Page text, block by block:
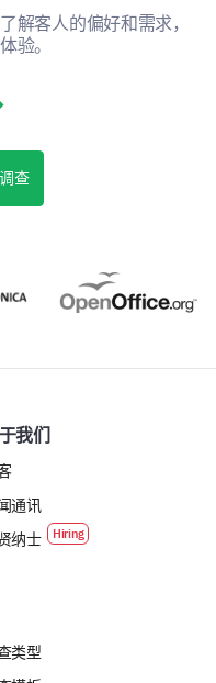
解客人的偏好和需求，
验。
slide
查
我们
通讯
纳士
类型